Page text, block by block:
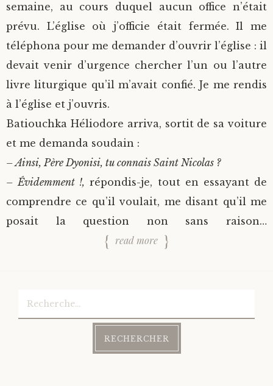
semaine, au cours duquel aucun office n’était
prévu. L’église où j’officie était fermée. Il me
téléphona pour me demander d’ouvrir l’église : il
devait venir d’urgence chercher l’un ou l’autre
livre liturgique qu’il m’avait confié. Je me rendis
à l’église et j’ouvris.
Batiouchka Héliodore arriva, sortit de sa voiture
et me demanda soudain :
– Ainsi, Père Dyonisi, tu connais Saint Nicolas ?
– Évidemment !, répondis-je, tout en essayant de
comprendre ce qu’il voulait, me disant qu’il me
posait la question non sans raison…
read more